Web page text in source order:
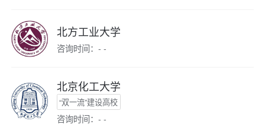
北方工业大学
咨询时间：- -
北京化工大学
“双一流”建设高校
咨询时间：- -